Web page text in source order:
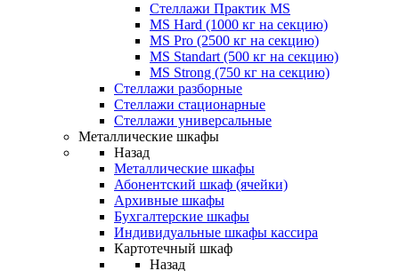
Стеллажи Практик MS
MS Hard (1000 кг на секцию)
MS Pro (2500 кг на секцию)
MS Standart (500 кг на секцию)
MS Strong (750 кг на секцию)
Стеллажи разборные
Стеллажи стационарные
Стеллажи универсальные
Металлические шкафы
Назад
Металлические шкафы
Абонентский шкаф (ячейки)
Архивные шкафы
Бухгалтерские шкафы
Индивидуальные шкафы кассира
Картотечный шкаф
Назад